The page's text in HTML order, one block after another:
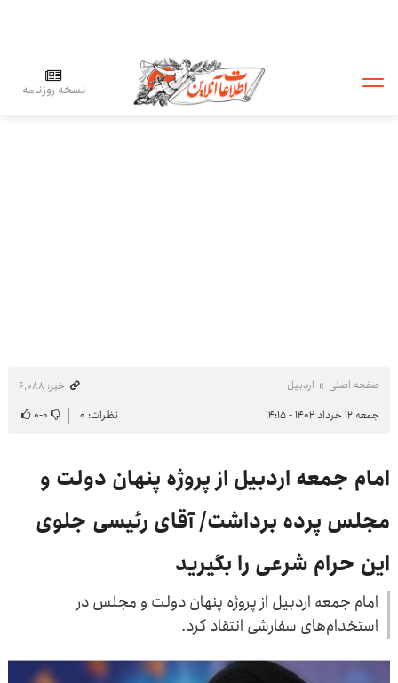
نسخه روزنامه
صفحه اصلی اردبیل
خبر: ۶٬۰۸۸
جمعه ۱۲ خرداد ۱۴۰۲ - ۱۴:۱۵
نظرات: ۰ ۰-۰
امام جمعه اردبیل از پروژه پنهان دولت و
مجلس پرده برداشت/ آقای رئیسی جلوی
این حرام شرعی را بگیرید
امام جمعه اردبیل از پروژه پنهان دولت و مجلس در
استخدام‌های سفارشی انتقاد کرد.